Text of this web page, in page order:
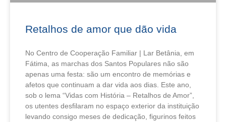
Retalhos de amor que dão vida
No Centro de Cooperação Familiar | Lar Betânia, em
Fátima, as marchas dos Santos Populares não são
apenas uma festa: são um encontro de memórias e
afetos que continuam a dar vida aos dias. Este ano,
sob o lema “Vidas com História – Retalhos de Amor”,
os utentes desfilaram no espaço exterior da instituição
levando consigo meses de dedicação, figurinos feitos